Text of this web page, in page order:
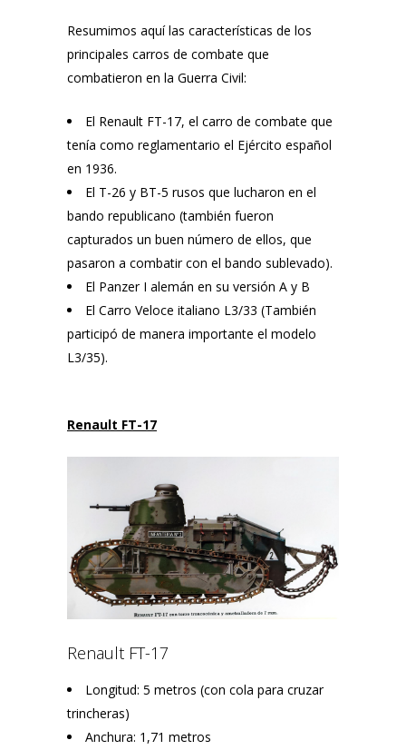
Resumimos aquí las características de los
principales carros de combate que
combatieron en la Guerra Civil:
El Renault FT-17, el carro de combate que
tenía como reglamentario el Ejército español
en 1936.
El T-26 y BT-5 rusos que lucharon en el
bando republicano (también fueron
capturados un buen número de ellos, que
pasaron a combatir con el bando sublevado).
El Panzer I alemán en su versión A y B
El Carro Veloce italiano L3/33 (También
participó de manera importante el modelo
L3/35).
Renault FT-17
Renault FT-17
Longitud: 5 metros (con cola para cruzar
trincheras)
Anchura: 1,71 metros